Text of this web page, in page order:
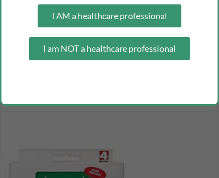
I AM a healthcare professional
I am NOT a healthcare professional